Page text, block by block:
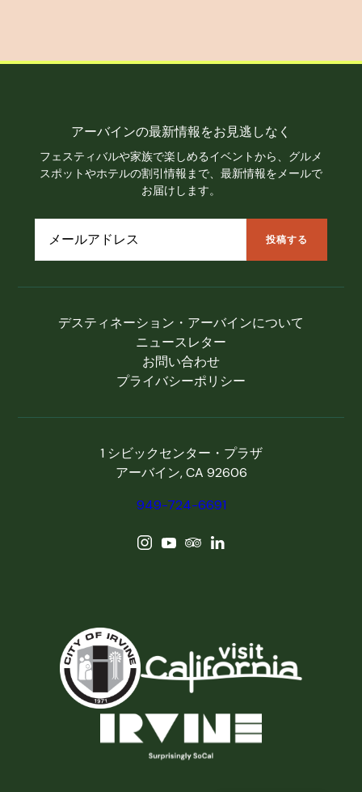
デスティネーション・アーバインについて
ニュースレター
お問い合わせ
プライバシーポリシー
1 シビックセンター・プラザ
アーバイン, CA 92606
949-724-6691
アーバインの最新情報をお見逃しなく
フェスティバルや家族で楽しめるイベントから、グルメ
スポットやホテルの割引情報まで、最新情報をメールで
お届けします。